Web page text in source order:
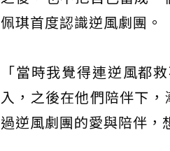
佩琪首度認識逆風劇團。
「當時我覺得連逆風都
入，之後在他們陪伴下
過逆風劇團的愛與陪伴，